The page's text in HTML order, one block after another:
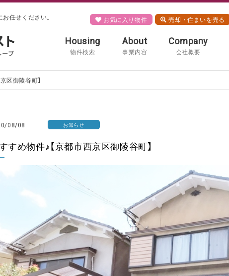
任せください。
Housing
物件検索
About
事業内容
Company
会社概要
お気に入り物件 売却・住まいを売る
区御陵谷町】
08/08 お知らせ
すめ物件♪【京都市西京区御陵谷町】